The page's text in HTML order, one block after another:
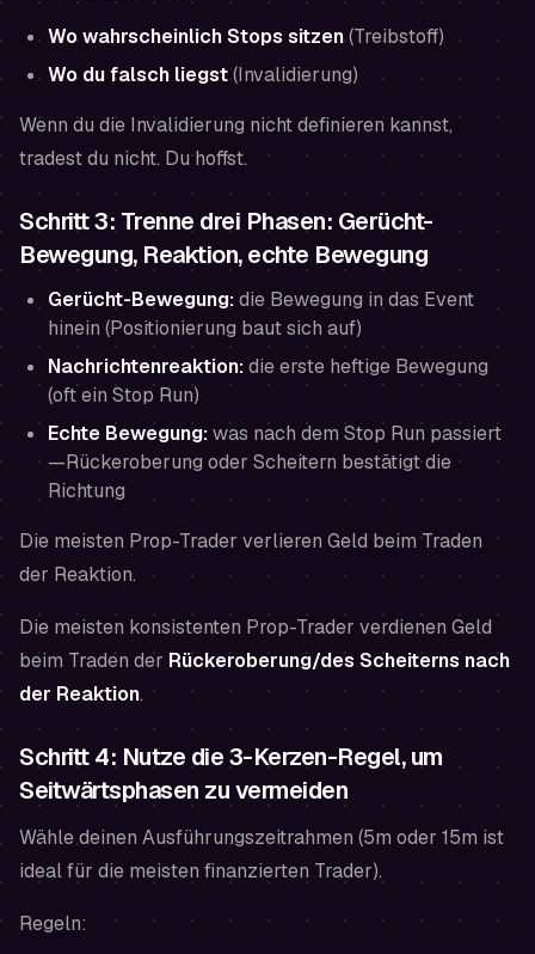
Wo wahrscheinlich Stops sitzen(Treibstoff)
Wo du falsch liegst(Invalidierung)
Wenn du die Invalidierung nicht definieren kannst,
tradest du nicht. Du hoffst.
Schritt 3: Trenne drei Phasen: Gerücht-
Bewegung, Reaktion, echte Bewegung
Gerücht-Bewegung:die Bewegung in das Event
hinein (Positionierung baut sich auf)
Nachrichtenreaktion:die erste heftige Bewegung
(oft ein Stop Run)
Echte Bewegung:was nach dem Stop Run passiert
—Rückeroberung oder Scheitern bestätigt die
Richtung
Die meisten Prop-Trader verlieren Geld beim Traden
der Reaktion.
Die meisten konsistenten Prop-Trader verdienen Geld
beim Traden der Rückeroberung/des Scheiterns nach
der Reaktion.
Schritt 4: Nutze die 3-Kerzen-Regel, um
Seitwärtsphasen zu vermeiden
Wähle deinen Ausführungszeitrahmen (5m oder 15m ist
ideal für die meisten finanzierten Trader).
Regeln: